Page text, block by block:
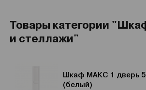
Товары категории
и стеллажи"
Шкаф МАКС 1 дверь
(белый)